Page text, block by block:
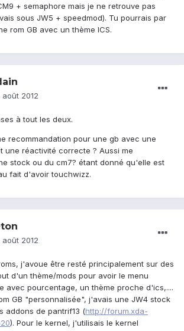
+ semaphore mais je ne retrouve pas
sous JW5 + speedmod). Tu pourrais par
rom GB avec un thème ICS.
août 2012
à tout les deux.
recommandation pour une gb avec une
une réactivité correcte ? Aussi me
stock ou du cm7? étant donné qu'elle est
fait d'avoir touchwizz.
août 2012
j'avoue être resté principalement sur des
d'un thème/mods pour avoir le menu
avec pourcentage, un thème proche d'ics,....
GB "personnalisée", j'avais une JW4 stock
addons de pantrif13 (http://forum.xda-
). Pour le kernel, j'utilisais le kernel